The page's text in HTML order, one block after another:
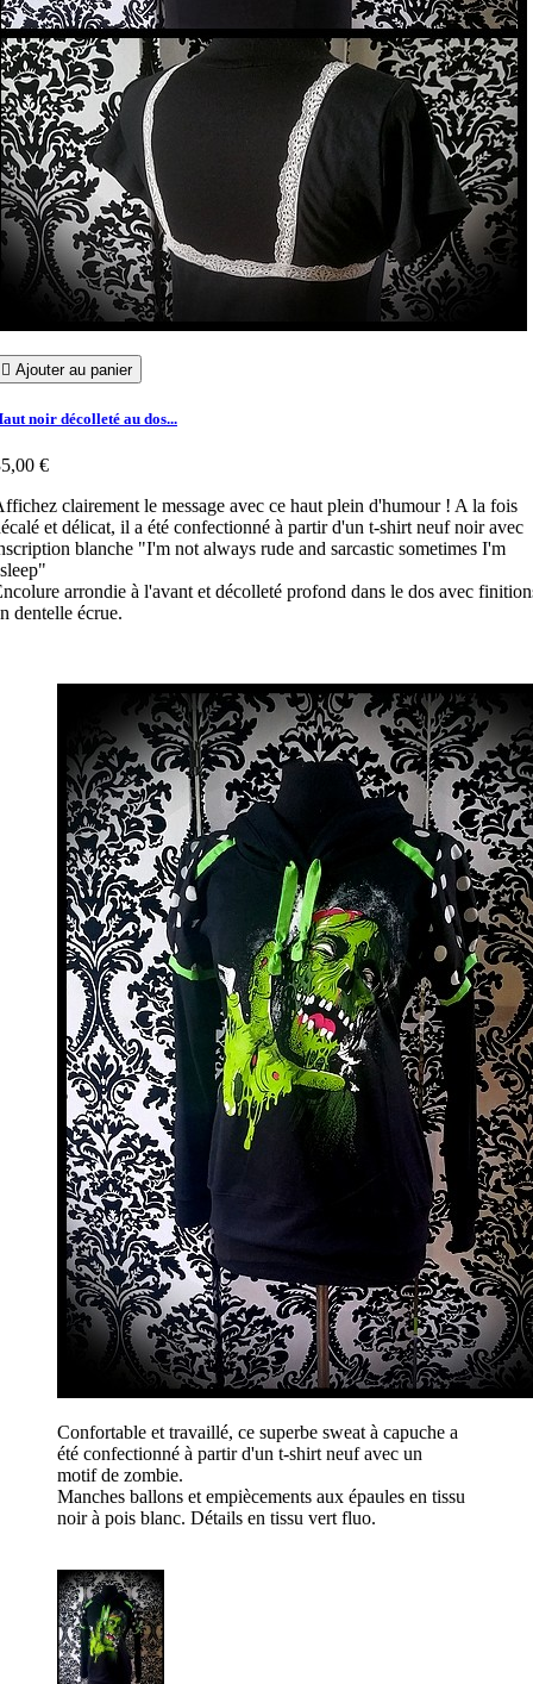
 Ajouter au panier
noir décolleté au dos...
€
clairement le message avec ce haut plein d'humour ! A la fois
et délicat, il a été confectionné à partir d'un t-shirt neuf noir avec
blanche "I'm not always rude and sarcastic sometimes I'm
arrondie à l'avant et décolleté profond dans le dos avec
dentelle écrue.
Confortable et travaillé, ce superbe sweat à capuche a
été confectionné à partir d'un t-shirt neuf avec un
motif de zombie.
Manches ballons et empiècements aux épaules en tissu
noir à pois blanc. Détails en tissu vert fluo.